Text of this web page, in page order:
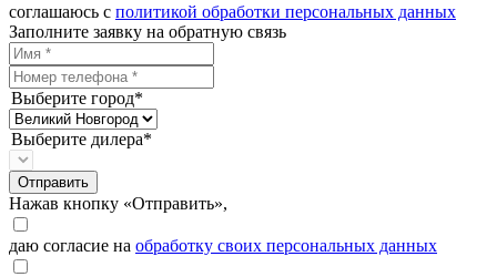
соглашаюсь с политикой обработки персональных данных
Заполните заявку на обратную связь
Выберите город*
Выберите дилера*
Отправить
Нажав кнопку «Отправить»,
даю согласие на обработку своих персональных данных